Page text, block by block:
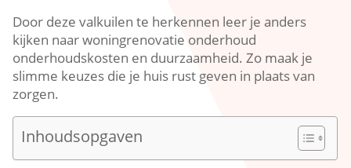
Door deze valkuilen te herkennen leer je anders
kijken naar woningrenovatie onderhoud
onderhoudskosten en duurzaamheid.​ Zo maak je
slimme keuzes die je huis rust geven in plaats van
zorgen.​
Inhoudsopgaven